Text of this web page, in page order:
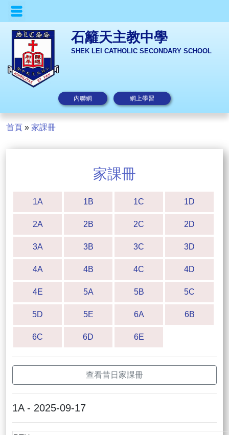
石籬天主教中學
SHEK LEI CATHOLIC SECONDARY SCHOOL
內聯網 網上學習
首頁 » 家課冊
家課冊
1A 1B 1C 1D
2A 2B 2C 2D
3A 3B 3C 3D
4A 4B 4C 4D
4E 5A 5B 5C
5D 5E 6A 6B
6C 6D 6E
查看昔日家課冊
1A - 2025-09-17